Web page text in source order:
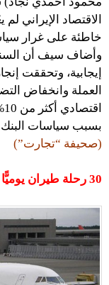
الاقتصاد الإيراني
خاطئة على غرار
وأضاف سيف أن
إيجابية، وتحققت
بسبب سياسات
(صحيفة “تجارت”)
30 رحلة طيران يوميًّا تقلّ الحُجاج بدءًا من 23 يوليو